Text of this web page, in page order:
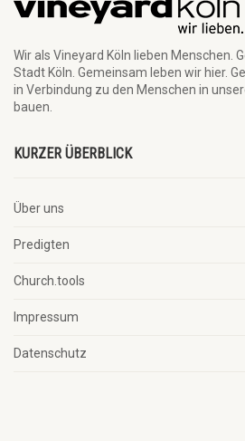
Wir als Vineyard Köln lieben Menschen.
Stadt Köln. Gemeinsam leben wir hier.
in Verbindung zu den Menschen in
bauen.
KURZER ÜBERBLICK
Über uns
Predigten
Church.tools
Impressum
Datenschutz